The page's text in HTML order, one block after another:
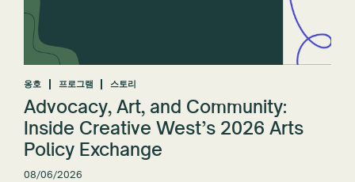
주 및 관할권
모두 재설정
옹호 프로그램 스토리
Advocacy, Art, and Community:
Inside Creative West’s 2026 Arts
Policy Exchange
08/06/2026